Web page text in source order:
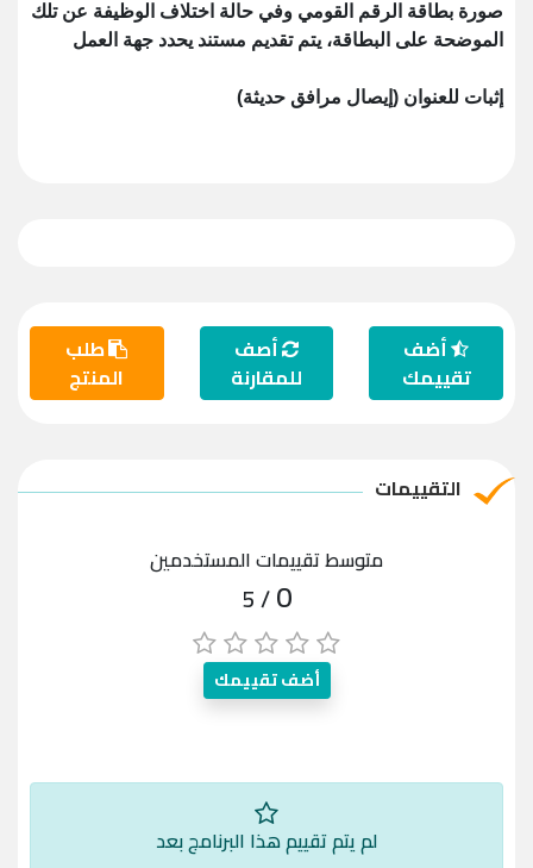
صورة بطاقة الرقم القومي وفي حالة اختلاف الوظيفة عن تلك
الموضحة على البطاقة، يتم تقديم مستند يحدد جهة العمل
إثبات للعنوان (إيصال مرافق حديثة)
أضف
تقييمك
أصف
للمقارنة
طلب
المنتج
التقييمات
متوسط تقييمات المستخدمين
0
/ 5
أضف تقييمك
لم يتم تقييم هذا البرنامج بعد